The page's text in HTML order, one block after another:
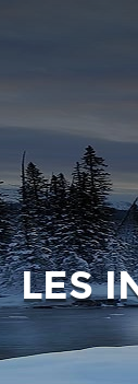
LES